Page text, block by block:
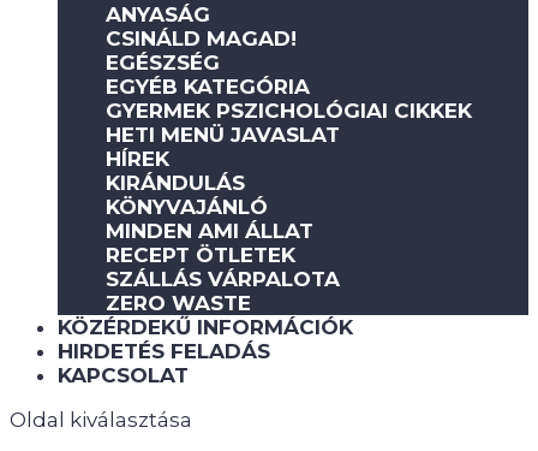
ANYASÁG
CSINÁLD MAGAD!
EGÉSZSÉG
EGYÉB KATEGÓRIA
GYERMEK PSZICHOLÓGIAI CIKKEK
HETI MENÜ JAVASLAT
HÍREK
KIRÁNDULÁS
KÖNYVAJÁNLÓ
MINDEN AMI ÁLLAT
RECEPT ÖTLETEK
SZÁLLÁS VÁRPALOTA
ZERO WASTE
KÖZÉRDEKŰ INFORMÁCIÓK
HIRDETÉS FELADÁS
KAPCSOLAT
Oldal kiválasztása